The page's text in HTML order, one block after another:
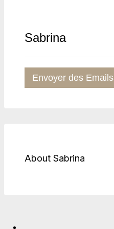
Sabrina
Envoyer des Emails
About Sabrina